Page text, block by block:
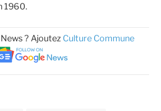
1960.
? Ajoutez Culture Commune